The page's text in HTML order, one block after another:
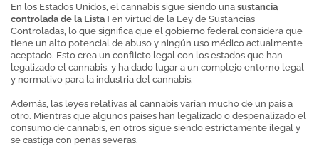
En los Estados Unidos, el cannabis sigue siendo una sustancia
controlada de la Lista I en virtud de la Ley de Sustancias
Controladas, lo que significa que el gobierno federal considera que
tiene un alto potencial de abuso y ningún uso médico actualmente
aceptado. Esto crea un conflicto legal con los estados que han
legalizado el cannabis, y ha dado lugar a un complejo entorno legal
y normativo para la industria del cannabis.
Además, las leyes relativas al cannabis varían mucho de un país a
otro. Mientras que algunos países han legalizado o despenalizado el
consumo de cannabis, en otros sigue siendo estrictamente ilegal y
se castiga con penas severas.